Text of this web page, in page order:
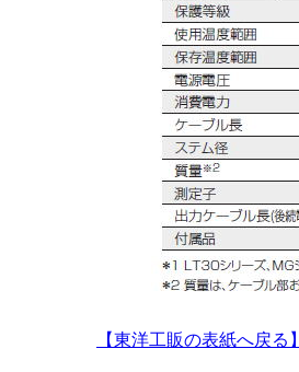
【東洋工販の表紙へ戻る】